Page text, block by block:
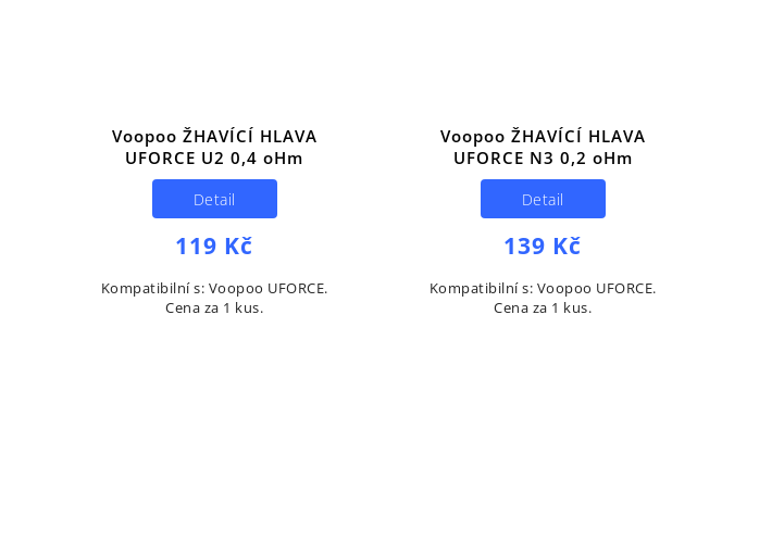
Voopoo ŽHAVÍCÍ HLAVA
UFORCE U2 0,4 oHm
119 Kč
Detail
Kompatibilní s: Voopoo UFORCE.
Cena za 1 kus.
Voopoo ŽHAVÍCÍ HLAVA
UFORCE N3 0,2 oHm
139 Kč
Detail
Kompatibilní s: Voopoo UFORCE.
Cena za 1 kus.